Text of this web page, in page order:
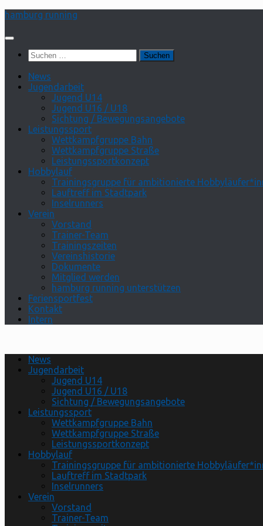
Zum
springen
hamburg running
Suchen
nach:
News
Jugendarbeit
Jugend U14
Jugend U16 / U18
Sichtung / Bewegungsangebote
Leistungssport
Wettkampfgruppe Bahn
Wettkampfgruppe Straße
Leistungssportkonzept
Hobbylauf
Trainingsgruppe für ambitionierte
Lauftreff im Stadtpark
Inselrunners
Verein
Vorstand
Trainer-Team
Trainingszeiten
Vereinshistorie
Dokumente
Mitglied werden
hamburg running unterstützen
Feriensportfest
Kontakt
Intern
News
Jugendarbeit
Jugend U14
Jugend U16 / U18
Sichtung / Bewegungsangebote
Leistungssport
Wettkampfgruppe Bahn
Wettkampfgruppe Straße
Leistungssportkonzept
Hobbylauf
Trainingsgruppe für ambitionierte
Lauftreff im Stadtpark
Inselrunners
Verein
Vorstand
Trainer-Team